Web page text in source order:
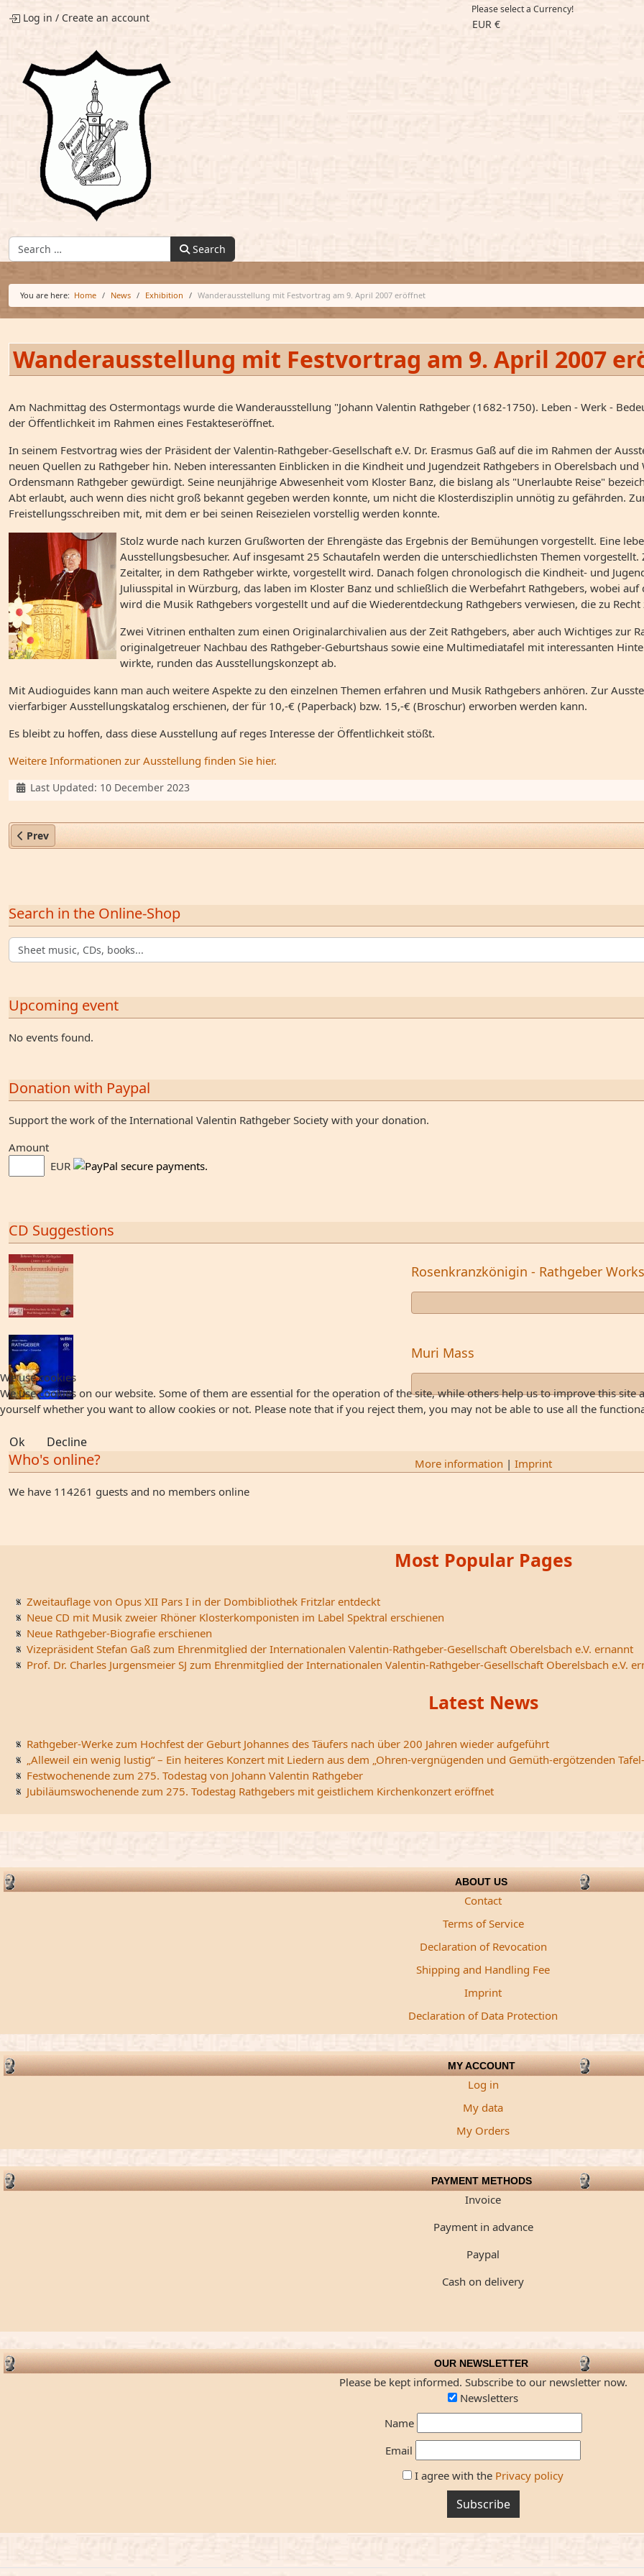
Log in / Create an account
Please select a Currency!
EUR €
Find: Search
You are here: Home News Exhibition Wanderausstellung mit Festvortrag am 9. April 2007 eröffnet
Wanderausstellung mit Festvortrag am 9. April 2007
Am Nachmittag des Ostermontags wurde die Wanderausstellung "Johann Valentin Rathgeber (1682-1750). Leben - Werk -
der Öffentlichkeit im Rahmen eines Festakteseröffnet.
In seinem Festvortrag wies der Präsident der Valentin-Rathgeber-Gesellschaft e.V. Dr. Erasmus Gaß auf die im Rahmen der
neuen Quellen zu Rathgeber hin. Neben interessanten Einblicken in die Kindheit und Jugendzeit Rathgebers in Oberelsbach
Ordensmann Rathgeber gewürdigt. Seine neunjährige Abwesenheit vom Kloster Banz, die bislang als "Unerlaubte Reise"
Abt erlaubt, auch wenn dies nicht groß bekannt gegeben werden konnte, um nicht die Klosterdisziplin unnötig zu gefährden.
Freistellungsschreiben mit, mit dem er bei seinen Reisezielen vorstellig werden konnte.
Stolz wurde nach kurzen Grußworten der Ehrengäste das Ergebnis der Bemühungen vorgestellt. Eine
Ausstellungsbesucher. Auf insgesamt 25 Schautafeln werden die unterschiedlichsten Themen
Zeitalter, in dem Rathgeber wirkte, vorgestellt wird. Danach folgen chronologisch die Kindheit- und
Juliusspital in Würzburg, das laben im Kloster Banz und schließlich die Werbefahrt Rathgebers, wobei
wird die Musik Rathgebers vorgestellt und auf die Wiederentdeckung Rathgebers verwiesen, die zu
Zwei Vitrinen enthalten zum einen Originalarchivalien aus der Zeit Rathgebers, aber auch Wichtiges zur
originalgetreuer Nachbau des Rathgeber-Geburtshaus sowie eine Multimediatafel mit interessanten
wirkte, runden das Ausstellungskonzept ab.
Mit Audioguides kann man auch weitere Aspekte zu den einzelnen Themen erfahren und Musik Rathgebers anhören. Zur
vierfarbiger Ausstellungskatalog erschienen, der für 10,-€ (Paperback) bzw. 15,-€ (Broschur) erworben werden kann.
Es bleibt zu hoffen, dass diese Ausstellung auf reges Interesse der Öffentlichkeit stößt.
Weitere Informationen zur Ausstellung finden Sie hier.
DetailsLast Updated: 10 December 2023
Previous article: Ausstellungseröffnung "Johann Valentin Rathgeber (1682-1750). Leben - Werk - Bedeutung"
Prev
Search in the Online-Shop
Upcoming event
No events found.
Donation with Paypal
Support the work of the International Valentin Rathgeber Society with your donation.
Amount
EUR
CD Suggestions
Rosenkranzkönigin - Rathgeber Works
Muri Mass
Who's online?
We have 114261 guests and no members online
Most Popular Pages
Zweitauflage von Opus XII Pars I in der Dombibliothek Fritzlar entdeckt
Neue CD mit Musik zweier Rhöner Klosterkomponisten im Label Spektral erschienen
Neue Rathgeber-Biografie erschienen
Vizepräsident Stefan Gaß zum Ehrenmitglied der Internationalen Valentin-Rathgeber-Gesellschaft Oberelsbach e.V. ernannt
Prof. Dr. Charles Jurgensmeier SJ zum Ehrenmitglied der Internationalen Valentin-Rathgeber-Gesellschaft Oberelsbach e.V.
Latest News
Rathgeber-Werke zum Hochfest der Geburt Johannes des Täufers nach über 200 Jahren wieder aufgeführt
„Alleweil ein wenig lustig“ – Ein heiteres Konzert mit Liedern aus dem „Ohren-vergnügenden und Gemüth-ergötzenden
Festwochenende zum 275. Todestag von Johann Valentin Rathgeber
Jubiläumswochenende zum 275. Todestag Rathgebers mit geistlichem Kirchenkonzert eröffnet
ABOUT US
Contact
Terms of Service
Declaration of Revocation
Shipping and Handling Fee
Imprint
Declaration of Data Protection
MY ACCOUNT
Log in
My data
My Orders
PAYMENT METHODS
Invoice
Payment in advance
Paypal
Cash on delivery
OUR NEWSLETTER
Please be kept informed. Subscribe to our newsletter now.
Newsletters
Name
Email
I agree with the Privacy policy
Subscribe
We use cookies
We use cookies on our website. Some of them are essential for the operation of the site, while others help us to improve this site
yourself whether you want to allow cookies or not. Please note that if you reject them, you may not be able to use all the
Ok Decline
More information | Imprint